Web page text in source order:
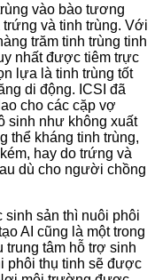
vào bào tương
và tinh trùng. Với
trăm tinh trùng tinh
nhất được tiêm trực
lựa là tinh trùng tốt
di động. ICSI đã
cho các cặp vợ
sinh như không xuất
thể kháng tinh trùng,
hay do trứng và
dù cho người chồng
sinh sản thì nuôi phôi
AI cũng là một trong
tâm hỗ trợ sinh
phôi thụ tinh sẽ được